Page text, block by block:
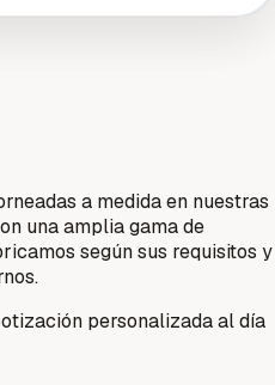
a medida en nuestras
una amplia gama de
según sus requisitos y
personalizada al día